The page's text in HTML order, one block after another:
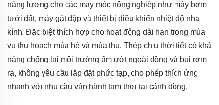
năng lượng cho các máy móc nông nghiệp như máy bơm
tưới đất, máy gặt đập và thiết bị điều khiển nhiệt độ nhà
kính. Đặc biệt thích hợp cho hoạt động dài hạn trong mùa
vụ thu hoạch mùa hè và mùa thu. Thép chịu thời tiết có khả
năng chống lại môi trường ẩm ướt ngoài đồng và bụi rơm
rạ, không yêu cầu lắp đặt phức tạp, cho phép thích ứng
nhanh với nhu cầu vận hành tạm thời tại cánh đồng.